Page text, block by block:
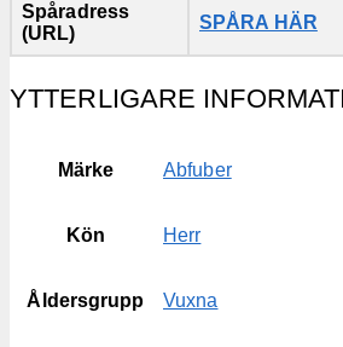
Spåradress
(URL)
SPÅRA HÄR
YTTERLIGARE
Märke Abfuber
Kön Herr
Åldersgrupp Vuxna